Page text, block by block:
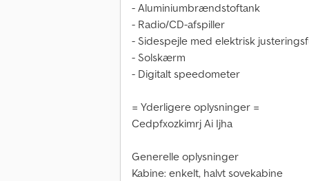
- Aluminiumbrændstoftank
- Radio/CD-afspiller
- Sidespejle med elektrisk
- Solskærm
- Digitalt speedometer
= Yderligere oplysninger =
Cedpfxozkimrj Ai Ijha
Generelle oplysninger
Kabine: enkelt, halvt sovekabine